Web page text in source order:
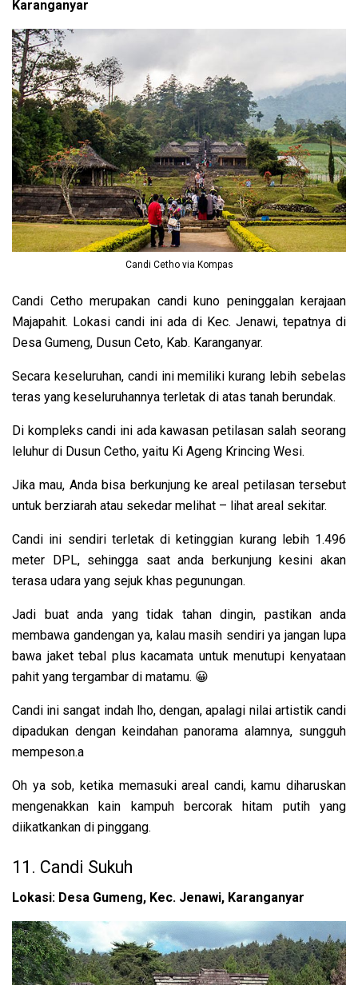
Karanganyar
Candi Cetho via Kompas
Candi Cetho merupakan candi kuno peninggalan kerajaan
Majapahit. Lokasi candi ini ada di Kec. Jenawi, tepatnya di
Desa Gumeng, Dusun Ceto, Kab. Karanganyar.
Secara keseluruhan, candi ini memiliki kurang lebih sebelas
teras yang keseluruhannya terletak di atas tanah berundak.
Di kompleks candi ini ada kawasan petilasan salah seorang
leluhur di Dusun Cetho, yaitu Ki Ageng Krincing Wesi.
Jika mau, Anda bisa berkunjung ke areal petilasan tersebut
untuk berziarah atau sekedar melihat – lihat areal sekitar.
Candi ini sendiri terletak di ketinggian kurang lebih 1.496
meter DPL, sehingga saat anda berkunjung kesini akan
terasa udara yang sejuk khas pegunungan.
Jadi buat anda yang tidak tahan dingin, pastikan anda
membawa gandengan ya, kalau masih sendiri ya jangan lupa
bawa jaket tebal plus kacamata untuk menutupi kenyataan
pahit yang tergambar di matamu. 😀
Candi ini sangat indah lho, dengan, apalagi nilai artistik candi
dipadukan dengan keindahan panorama alamnya, sungguh
mempeson.a
Oh ya sob, ketika memasuki areal candi, kamu diharuskan
mengenakkan kain kampuh bercorak hitam putih yang
diikatkankan di pinggang.
11. Candi Sukuh
Lokasi: Desa Gumeng, Kec. Jenawi, Karanganyar